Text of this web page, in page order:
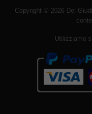
Copyright © 2026 Del
Utilizziamo